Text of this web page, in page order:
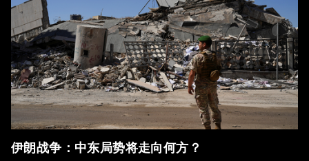
伊朗战争：中东局势将走向何方？